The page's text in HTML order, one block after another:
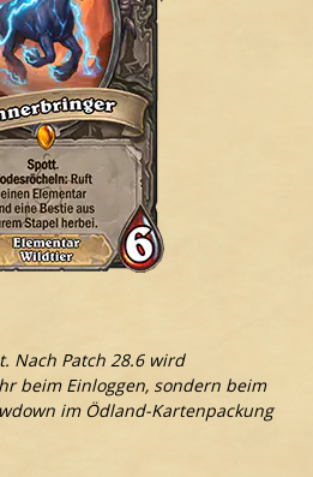
Nach Patch 28.6 wird
beim Einloggen, sondern beim
im Ödland-Kartenpackung